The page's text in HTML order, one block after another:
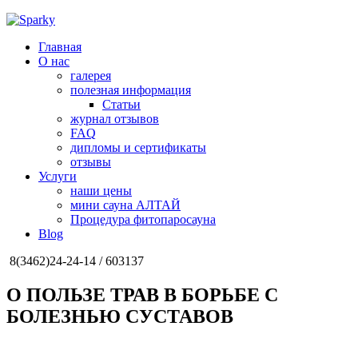
Главная
О нас
галерея
полезная информация
Статьи
журнал отзывов
FAQ
дипломы и сертификаты
отзывы
Услуги
наши цены
мини сауна АЛТАЙ
Процедура фитопаросауна
Blog
8(3462)24-24-14 / 603137
О ПОЛЬЗЕ ТРАВ В БОРЬБЕ С
БОЛЕЗНЬЮ СУСТАВОВ